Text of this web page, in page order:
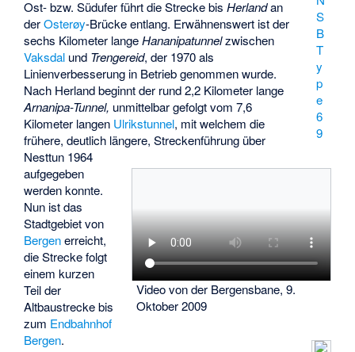
S
B
T
y
p
e
6
9
Video von der Bergensbane, 9.
Oktober 2009
Ost- bzw. Südufer führt die Strecke bisHerlandan
derOsterøy-Brücke entlang. Erwähnenswert ist der
sechs Kilometer langeHananipatunnelzwischen
Vaksdal und Trengereid, der 1970 als
Linienverbesserung in Betrieb genommen wurde.
Nach Herland beginnt der rund 2,2 Kilometer lange
Arnanipa-Tunnel, unmittelbar gefolgt vom 7,6
Kilometer langen Ulrikstunnel, mit welchem die
frühere, deutlich längere, Streckenführung über
Nesttun 1964
aufgegeben
werden konnte.
Nun ist das
Stadtgebiet von
Bergenerreicht,
die Strecke folgt
einem kurzen
Teil der
Altbaustrecke bis
zum Endbahnhof
Bergen.